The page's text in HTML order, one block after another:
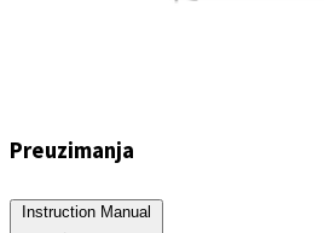
Preuzimanja
Instruction Manual